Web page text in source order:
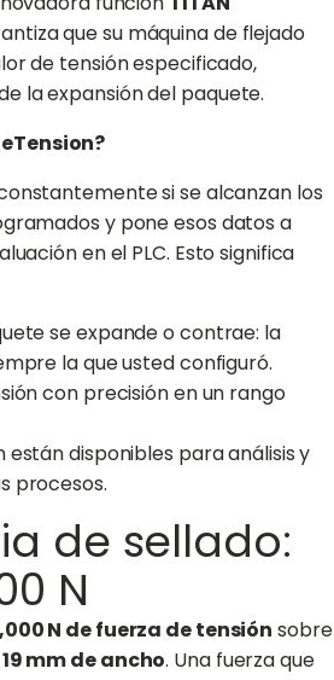
que su máquina de flejado
de tensión especificado,
la expansión del paquete.
si se alcanzan los
y pone esos datos a
en el PLC. Esto significa
se expande o contrae: la
la que usted configuró.
con precisión en un rango
están disponibles para análisis y
procesos.
de sellado:
N
N de fuerza de tensión sobre
19 mm de ancho. Una fuerza que